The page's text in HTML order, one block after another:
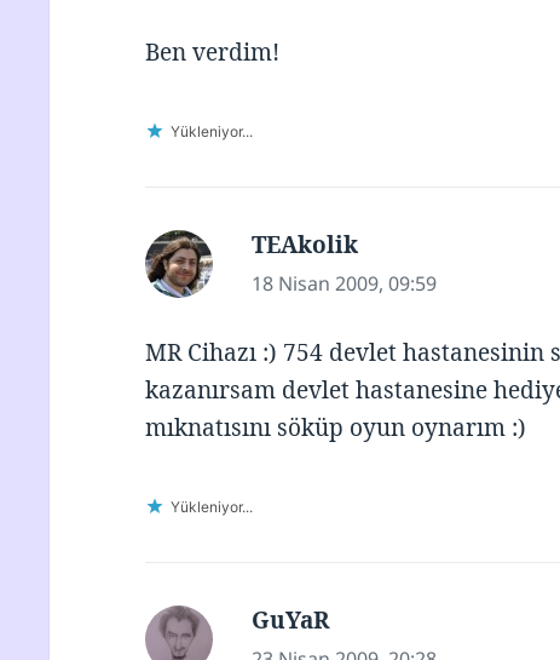
Ben verdim!
Yükleniyor...
TEAkolik
ki:
18 Nisan 2009, 09:59
MR Cihazı :) 754 devlet hastanesinin
kazanırsam devlet hastanesine
mıknatısını söküp oyun oynarım :)
Yükleniyor...
GuYaRdedi